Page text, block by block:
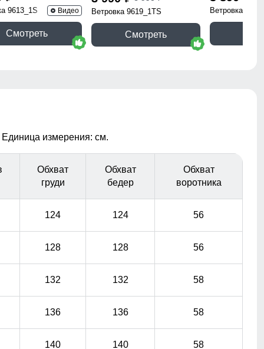
9613_1S Видео
Смотреть
Ветровка 9619_1TS
Смотреть
Ветровка
Единица измерения: см.
Обхват
груди
Обхват
бедер
Обхват
воротника
124 124 56
128 128 56
132 132 58
136 136 58
140 140 58